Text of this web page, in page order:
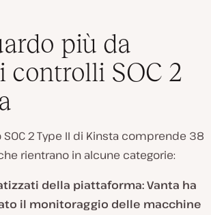
più da
controlli SOC 2
2 Type II di Kinsta comprende 38
rientrano in alcune categorie:
della piattaforma: Vanta ha
il monitoraggio delle macchine